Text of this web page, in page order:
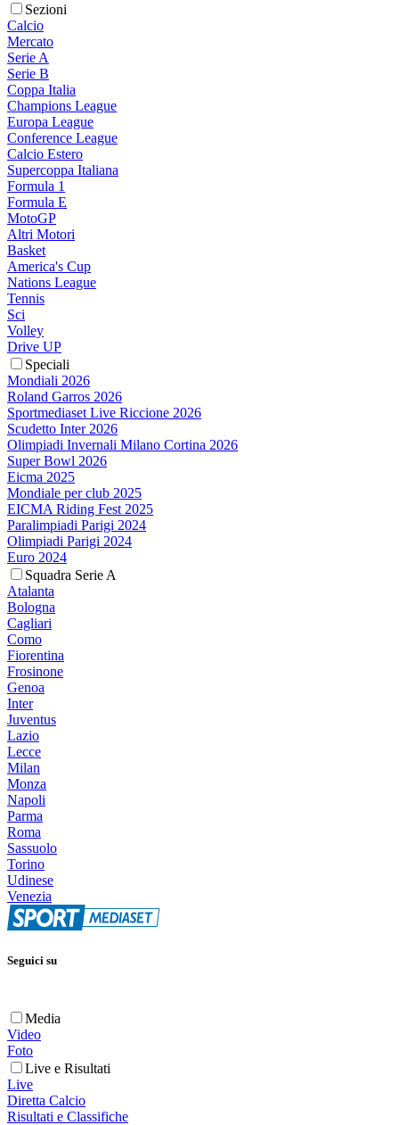
Sezioni
Calcio
Mercato
Serie A
Serie B
Coppa Italia
Champions League
Europa League
Conference League
Calcio Estero
Supercoppa Italiana
Formula 1
Formula E
MotoGP
Altri Motori
Basket
America's Cup
Nations League
Tennis
Sci
Volley
Drive UP
Speciali
Mondiali 2026
Roland Garros 2026
Sportmediaset Live Riccione 2026
Scudetto Inter 2026
Olimpiadi Invernali Milano Cortina 2026
Super Bowl 2026
Eicma 2025
Mondiale per club 2025
EICMA Riding Fest 2025
Paralimpiadi Parigi 2024
Olimpiadi Parigi 2024
Euro 2024
Squadra Serie A
Atalanta
Bologna
Cagliari
Como
Fiorentina
Frosinone
Genoa
Inter
Juventus
Lazio
Lecce
Milan
Monza
Napoli
Parma
Roma
Sassuolo
Torino
Udinese
Venezia
Seguici su
Media
Video
Foto
Live e Risultati
Live
Diretta Calcio
Risultati e Classifiche